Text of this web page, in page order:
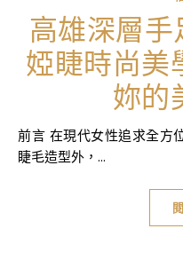
高雄深層手
婭睫時尚美
妳的
前言 在現代女性追求全方位美麗的潮流中，除了臉部妝容與
睫毛造型外，...